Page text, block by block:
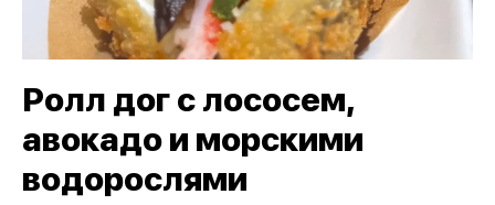
Ролл дог с лососем,
авокадо и морскими
водорослями